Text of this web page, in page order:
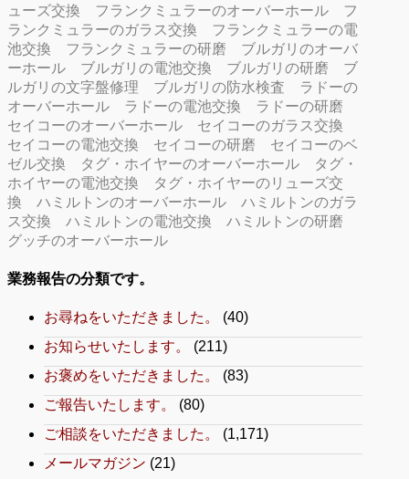
ューズ交換
フランクミュラーのオーバーホール
フ
ランクミュラーのガラス交換
フランクミュラーの電
池交換
フランクミュラーの研磨
ブルガリのオーバ
ーホール
ブルガリの電池交換 ブルガリの研磨
ブ
ルガリの文字盤修理
ブルガリの防水検査
ラドーの
オーバーホール
ラドーの電池交換
ラドーの研磨
セイコーのオーバーホール
セイコーのガラス交換
セイコーの電池交換
セイコーの研磨
セイコーのベ
ゼル交換
タグ・ホイヤーのオーバーホール
タグ・
ホイヤーの電池交換
タグ・ホイヤーのリューズ交
換
ハミルトンのオーバーホール
ハミルトンのガラ
ス交換
ハミルトンの電池交換
ハミルトンの研磨
グッチのオーバーホール
業務報告の分類です。
お尋ねをいただきました。
(40)
お知らせいたします。
(211)
お褒めをいただきました。
(83)
ご報告いたします。
(80)
ご相談をいただきました。
(1,171)
メールマガジン (21)